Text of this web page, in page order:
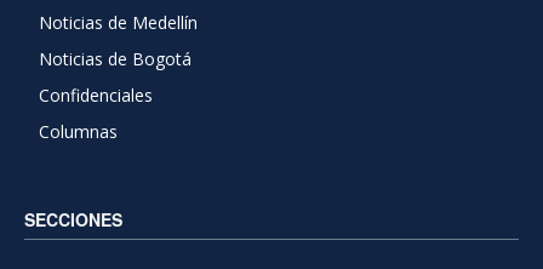
Noticias de Medellín
Noticias de Bogotá
Confidenciales
Columnas
SECCIONES